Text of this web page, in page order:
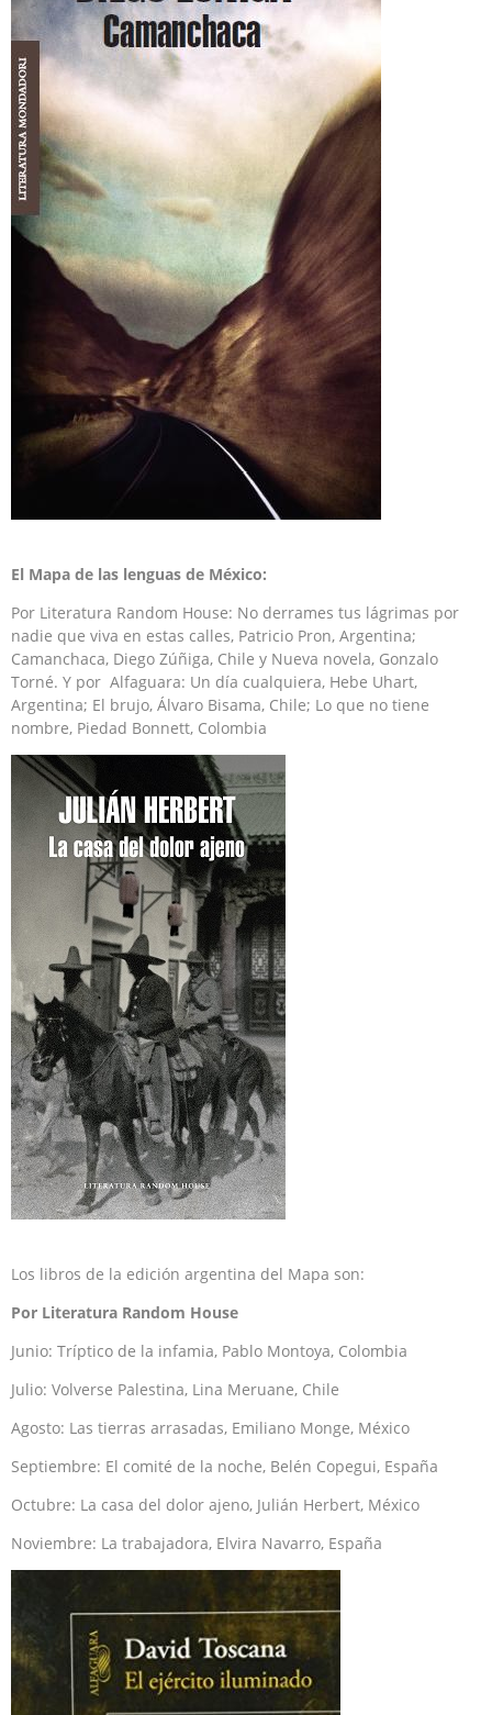
El Mapa de las lenguas de México:
Por Literatura Random House: No derrames tus lágrimas por
nadie que viva en estas calles, Patricio Pron, Argentina;
Camanchaca, Diego Zúñiga, Chile y Nueva novela, Gonzalo
Torné. Y por Alfaguara: Un día cualquiera, Hebe Uhart,
Argentina; El brujo, Álvaro Bisama, Chile; Lo que no tiene
nombre, Piedad Bonnett, Colombia
Los libros de la edición argentina del Mapa son:
Por Literatura Random House
Junio: Tríptico de la infamia, Pablo Montoya, Colombia
Julio: Volverse Palestina, Lina Meruane, Chile
Agosto: Las tierras arrasadas, Emiliano Monge, México
Septiembre: El comité de la noche, Belén Copegui, España
Octubre: La casa del dolor ajeno, Julián Herbert, México
Noviembre: La trabajadora, Elvira Navarro, España